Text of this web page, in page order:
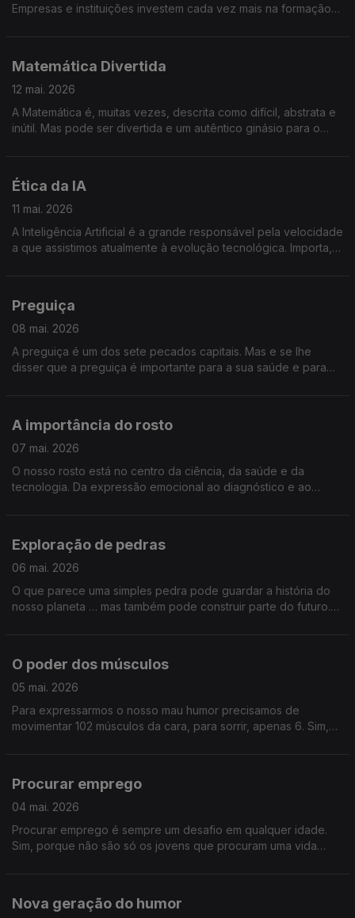
Empresas e instituições investem cada vez mais na formação
Matemática Divertida
12 mai. 2026
A Matemática é, muitas vezes, descrita como difícil, abstrata e
inútil. Mas pode ser divertida e um autêntico ginásio para o
Ética da IA
11 mai. 2026
A Inteligência Artificial é a grande responsável pela velocidade
a que assistimos atualmente à evolução tecnológica. Importa,
Preguiça
08 mai. 2026
A preguiça é um dos sete pecados capitais. Mas e se lhe
disser que a preguiça é importante para a sua saúde e para
A importância do rosto
07 mai. 2026
O nosso rosto está no centro da ciência, da saúde e da
tecnologia. Da expressão emocional ao diagnóstico e ao
Exploração de pedras
06 mai. 2026
O que parece uma simples pedra pode guardar a história do
nosso planeta … mas também pode construir parte do futuro.
O poder dos músculos
05 mai. 2026
Para expressarmos o nosso mau humor precisamos de
movimentar 102 músculos da cara, para sorrir, apenas 6. Sim,
Procurar emprego
04 mai. 2026
Procurar emprego é sempre um desafio em qualquer idade.
Sim, porque não são só os jovens que procuram uma vida
Nova geração do humor